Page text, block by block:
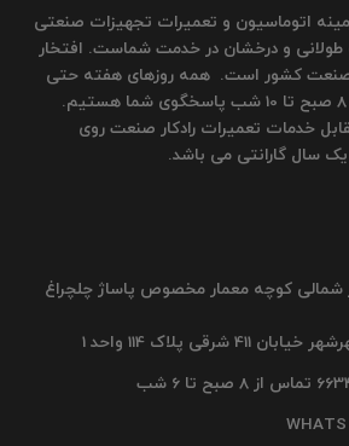
اتوماسیون و تعمیرات تجهیزات صنعتی
طولانی و درخشان در خدمت شماست. افتخار
در صنعت کشور است. همه روزهای هفته حتی
روزهای تعطیل از ساعت 8 صبح تا 10 شب پاسخگوی شما هستیم.
خدمات تعمیرات رادکار صنعت روی
سال گارانتی می باشد.
شمالی کوچه معمار مخصوص پاساژ چلچراغ